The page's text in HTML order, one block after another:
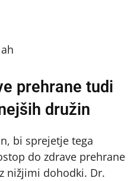
prehrane tudi
družin
bi sprejetje tega
do zdrave prehrane
nižjimi dohodki. Dr.